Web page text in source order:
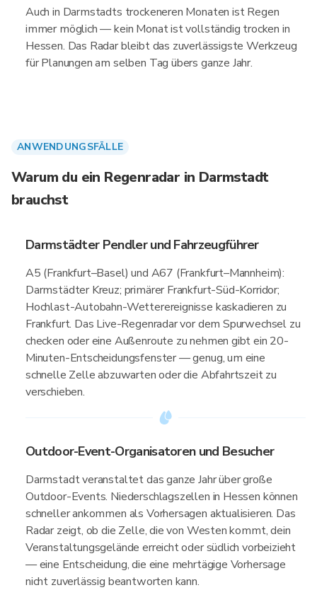
Auch in Darmstadts trockeneren Monaten ist Regen
immer möglich — kein Monat ist vollständig trocken in
Hessen. Das Radar bleibt das zuverlässigste Werkzeug
für Planungen am selben Tag übers ganze Jahr.
ANWENDUNGSFÄLLE
Warum du ein Regenradar in Darmstadt
brauchst
Darmstädter Pendler und Fahrzeugführer
A5 (Frankfurt–Basel) und A67 (Frankfurt–Mannheim):
Darmstädter Kreuz; primärer Frankfurt-Süd-Korridor;
Hochlast-Autobahn-Wetterereignisse kaskadieren zu
Frankfurt. Das Live-Regenradar vor dem Spurwechsel zu
checken oder eine Außenroute zu nehmen gibt ein 20-
Minuten-Entscheidungsfenster — genug, um eine
schnelle Zelle abzuwarten oder die Abfahrtszeit zu
verschieben.
Outdoor-Event-Organisatoren und Besucher
Darmstadt veranstaltet das ganze Jahr über große
Outdoor-Events. Niederschlagszellen in Hessen können
schneller ankommen als Vorhersagen aktualisieren. Das
Radar zeigt, ob die Zelle, die von Westen kommt, dein
Veranstaltungsgelände erreicht oder südlich vorbeizieht
— eine Entscheidung, die eine mehrtägige Vorhersage
nicht zuverlässig beantworten kann.